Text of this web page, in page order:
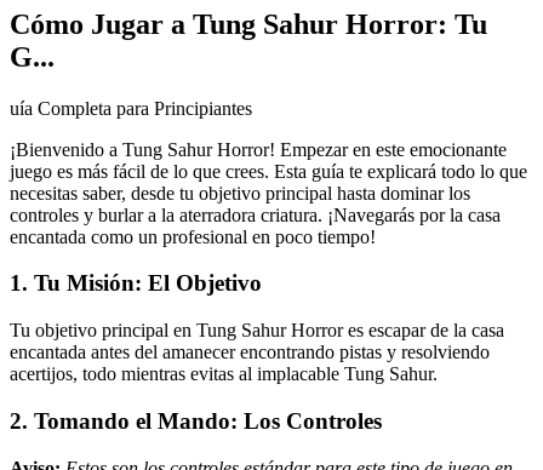
Cómo Jugar a Tung Sahur Horror: Tu
G...
uía Completa para Principiantes
¡Bienvenido a Tung Sahur Horror! Empezar en este emocionante
juego es más fácil de lo que crees. Esta guía te explicará todo lo que
necesitas saber, desde tu objetivo principal hasta dominar los
controles y burlar a la aterradora criatura. ¡Navegarás por la casa
encantada como un profesional en poco tiempo!
1. Tu Misión: El Objetivo
Tu objetivo principal en Tung Sahur Horror es escapar de la casa
encantada antes del amanecer encontrando pistas y resolviendo
acertijos, todo mientras evitas al implacable Tung Sahur.
2. Tomando el Mando: Los Controles